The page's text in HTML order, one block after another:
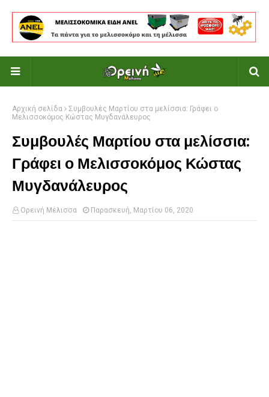
Αρχική σελίδα
Συμβουλές Μαρτίου στα μελίσσια: Γράφει ο
Μελισσοκόμος Κώστας Μυγδανάλευρος
Συμβουλές Μαρτίου στα μελίσσια:
Γράφει ο Μελισσοκόμος Κώστας
Μυγδανάλευρος
Ορεινή Μέλισσα Παρασκευή, Μαρτίου 06, 2020